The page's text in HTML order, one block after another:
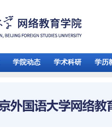
学院动态 学术科研 学历